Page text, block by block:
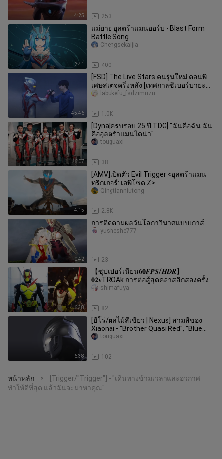
4:25 253
2:41
แม่ยาย อุลตร้าแมนออร์บ - Blast Form
Battle Song
400
Chengsekaijia
45:46
[FSD] The Live Stars คนรุ่นใหม่ ตอนพิ
เศษสเตจครึ่งหลัง [เทศกาลซึเบอร์บายะ
2023]
1.0K
labukefu_fsdzimuzu
6:07
[Dyna|ครบรอบ 25 ปี TDG] "ฉันคือฉัน ฉัน
คืออุลตร้าแมนไดน่า"
38
touguaxi
4:15
[AMV]เปิดตัว Evil Trigger <อุลตร้าแมน
ทริกเกอร์: เอพิโซด Z>
2.8K
Qingtianniutong
0:42
การติดตามผลวันโลกาวินาศแบบเกาส์
23
yusheshe777
6:38
【ซุปเปอร์เนียน𝟔𝟎𝑭𝑷𝑺/𝑯𝑫𝑹】
𝟎𝟐𝐯TROAk การต่อสู้สุดคลาสสิกสองครั้ง
82
shimafuya
6:38
[ฮีโร่/ผลไม้สีเขียว | Nexus] สามสีของ
Xiaonai - "Brother Quasi Red", "Blue
Brother Pity", "Silver Lo
102
touguaxi
หน้าหลัก >
[Trigger/"Trigger"] - "เดินทางข้ามเวลาและอวกาศ
ทำให้ดีที่สุด แล้วฉันจะมาหาคุณ"